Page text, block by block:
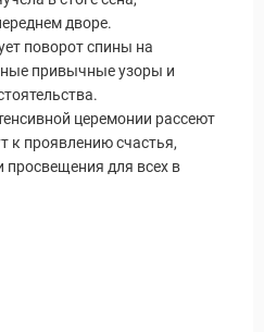
дворе.
поворот спины на
привычные узоры и
церемонии рассеют
к проявлению счастья,
просвещения для всех в